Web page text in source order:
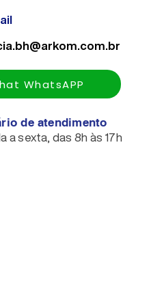
WhatsAPP
de atendimento
a sexta, das 8h às 17h